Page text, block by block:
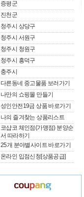
증평군
진천군
청주시 상당구
청주시 서원구
청주시 청원구
청주시 흥덕구
충주시
다른동네 중고물품 보러가기
나만의 쇼핑몰 만들기
성인안전19금 상품 바로가기
나의 즐겨찾는 상품리스트
코샵코 체인점(가맹점) 분양순
서 따라하기
25개 분야별사이트 바로가기
온라인 입점신청[상품공급]